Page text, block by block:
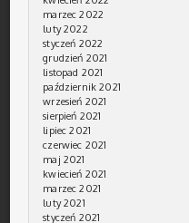
marzec 2022
luty 2022
styczeń 2022
grudzień 2021
listopad 2021
październik 2021
wrzesień 2021
sierpień 2021
lipiec 2021
czerwiec 2021
maj 2021
kwiecień 2021
marzec 2021
luty 2021
styczeń 2021